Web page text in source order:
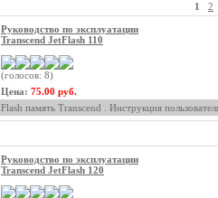
1 2
Руководство по эксплуатации
Transcend JetFlash 110
(голосов: 8)
Цена: 75.00 руб.
Flash память Transcend . Инструкция
Руководство по эксплуатации
Transcend JetFlash 120